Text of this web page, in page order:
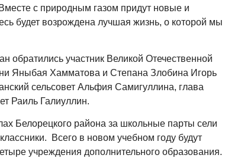
с природным газом придут новые и
будет возрождена лучшая жизнь, о которой мы
обратились участник Великой Отечественной
Яныбая Хамматова и Степана Злобина Игорь
сельсовет Альфия Самигуллина, глава
Раиль Галиуллин.
Белорецкого района за школьные парты сели
Всего в новом учебном году будут
учреждения дополнительного образования.